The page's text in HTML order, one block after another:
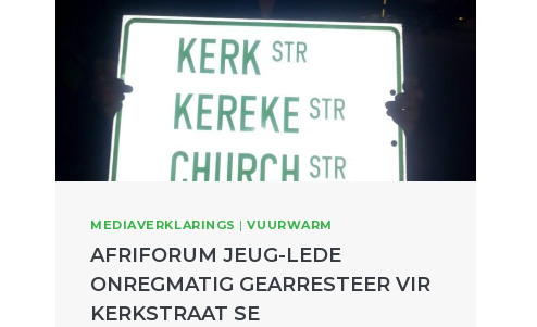
MEDIAVERKLARINGS |VUURWARM
AFRIFORUM JEUG-LEDE
ONREGMATIG GEARRESTEER VIR
KERKSTRAAT SE